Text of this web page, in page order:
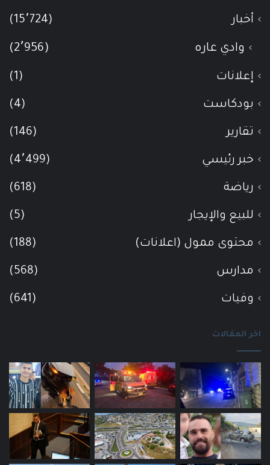
أخبار (15٬724)
وادي عاره (2٬956)
إعلانات (1)
بودكاست (4)
تقارير (146)
خبر رئيسي (4٬499)
رياضة (618)
للبيع والإيجار (5)
محتوى ممول (اعلانات) (188)
مدارس (568)
وفيات (641)
اخر المقالات